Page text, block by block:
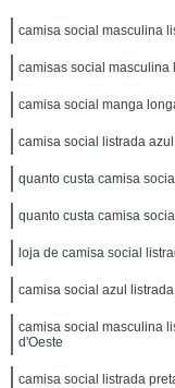
camisa social masculina
camisas social masculina
camisa social manga
camisa social listrada
quanto custa camisa
quanto custa camisa
loja de camisa social
camisa social azul
camisa social masculina
d'Oeste
camisa social listrada